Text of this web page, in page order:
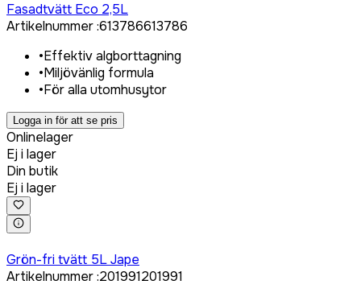
Fasadtvätt Eco 2,5L
Artikelnummer:613786613786
•Effektiv algborttagning
•Miljövänlig formula
•För alla utomhusytor
Logga in för att se pris
Onlinelager
Ej i lager
Din butik
Ej i lager
Grön-fri tvätt 5L Jape
Artikelnummer:201991201991